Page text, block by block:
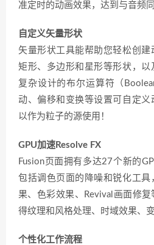
准定时的动画效果，达到与音频同
自定义矢量形状
矢量形状工具能帮助您轻松创建
矩形、多边形和星形等形状，
复杂设计的布尔运算符（
动、偏移和变换等设置可自定义
以作为粒子的源使用！
GPU加速Resolve FX
Fusion页面拥有多达27个新的
包括调色页面的降噪和锐化工
果、色彩效果、Revival画面修
得纹理和风格处理、时域效果、
个性化工作流程